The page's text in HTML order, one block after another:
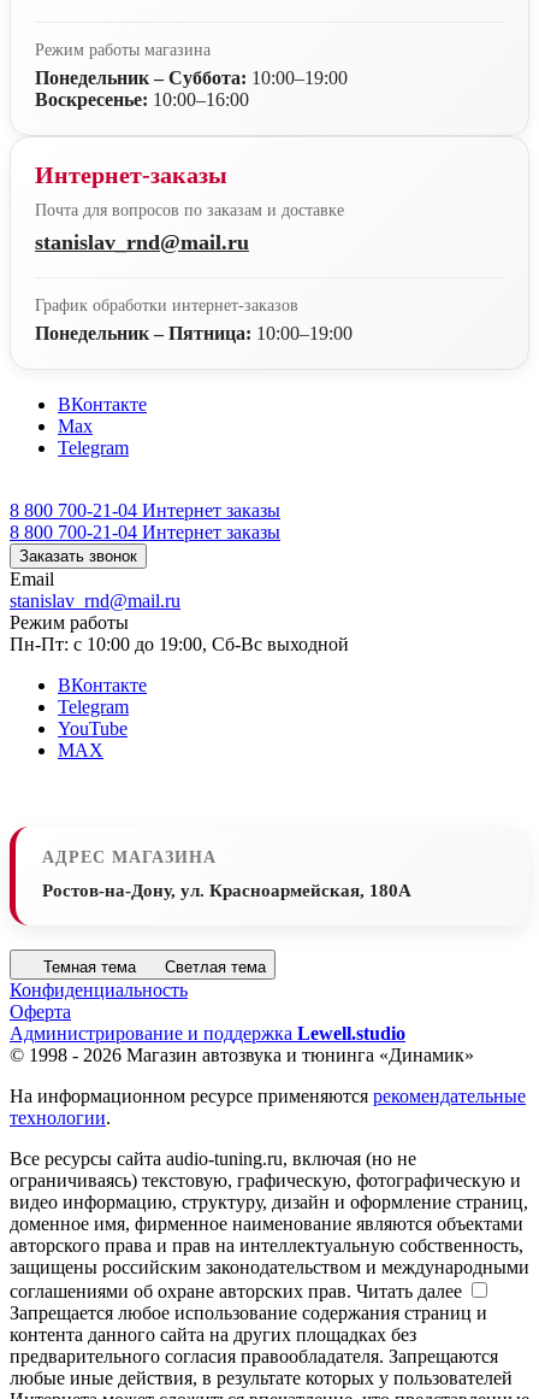
Режим работы магазина
Понедельник – Суббота: 10:00–19:00
Воскресенье: 10:00–16:00
Интернет-заказы
Почта для вопросов по заказам и доставке
stanislav_rnd@mail.ru
График обработки интернет-заказов
Понедельник – Пятница: 10:00–19:00
ВКонтакте
Max
Telegram
8 800 700-21-04 Интернет заказы
8 800 700-21-04 Интернет заказы
Заказать звонок
Email
stanislav_rnd@mail.ru
Режим работы
Пн-Пт: с 10:00 до 19:00, Сб-Вс выходной
ВКонтакте
Telegram
YouTube
MAX
АДРЕС МАГАЗИНА
Ростов-на-Дону, ул. Красноармейская, 180А
Темная тема Светлая тема
Конфиденциальность
Оферта
Администрирование и поддержка Lewell.studio
© 1998 - 2026 Магазин автозвука и тюнинга «Динамик»
На информационном ресурсе применяются рекомендательные
технологии.
Все ресурсы сайта audio-tuning.ru, включая (но не
ограничиваясь) текстовую, графическую, фотографическую и
видео информацию, структуру, дизайн и оформление страниц,
доменное имя, фирменное наименование являются объектами
авторского права и прав на интеллектуальную собственность,
защищены российским законодательством и международными
соглашениями об охране авторских прав. Читать далее
Запрещается любое использование содержания страниц и
контента данного сайта на других площадках без
предварительного согласия правообладателя. Запрещаются
любые иные действия, в результате которых у пользователей